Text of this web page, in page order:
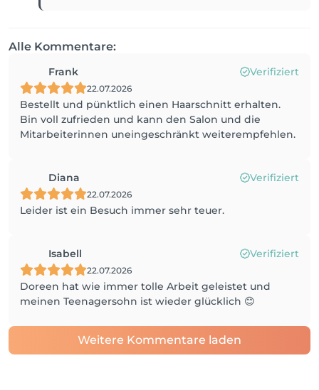
Alle Kommentare:
Frank Verifiziert
22.07.2026
Bestellt und pünktlich einen Haarschnitt erhalten.
Bin voll zufrieden und kann den Salon und die
Mitarbeiterinnen uneingeschränkt weiterempfehlen.
Diana Verifiziert
22.07.2026
Leider ist ein Besuch immer sehr teuer.
Isabell Verifiziert
22.07.2026
Doreen hat wie immer tolle Arbeit geleistet und
meinen Teenagersohn ist wieder glücklich 😊
Weitere Kommentare laden